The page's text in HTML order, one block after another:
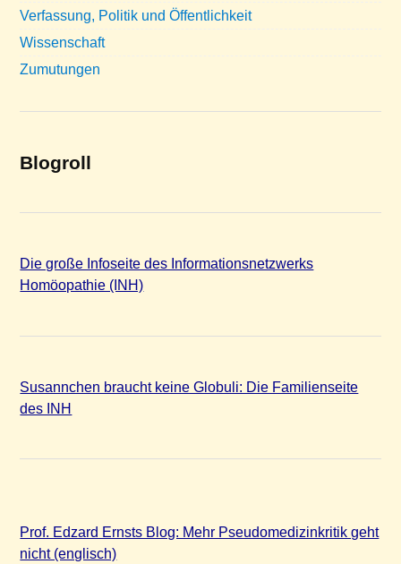
Verfassung, Politik und Öffentlichkeit
Wissenschaft
Zumutungen
Blogroll
Die große Infoseite des Informationsnetzwerks
Homöopathie (INH)
Susannchen braucht keine Globuli: Die Familienseite
des INH
Prof. Edzard Ernsts Blog: Mehr Pseudomedizinkritik geht
nicht (englisch)